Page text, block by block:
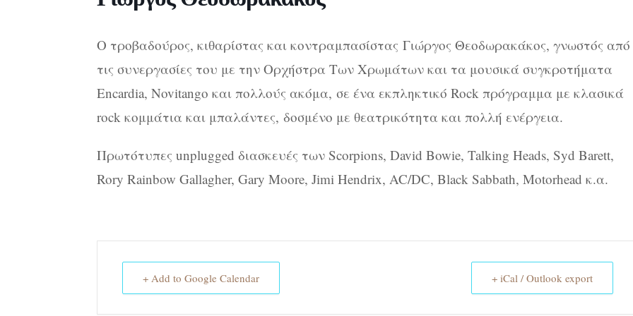
Ο τροβαδούρος, κιθαρίστας και κοντραμπασίστας Γιώργος Θεοδωρακάκος, γνωστός από
τις συνεργασίες του με την Ορχήστρα Των Χρωμάτων και τα μουσικά συγκροτήματα
Encardia, Novitango και πολλούς ακόμα, σε ένα εκπληκτικό Rock πρόγραμμα με κλασικά
rock κομμάτια και μπαλάντες, δοσμένο με θεατρικότητα και πολλή ενέργεια.
Πρωτότυπες unplugged διασκευές των Scorpions, David Bowie, Talking Heads, Syd Barett,
Rory Rainbow Gallagher, Gary Moore, Jimi Hendrix, AC/DC, Black Sabbath, Motorhead κ.α.
+ Add to Google Calendar + iCal / Outlook export